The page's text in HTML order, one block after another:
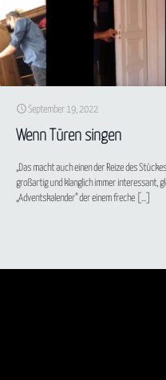
September 19, 2022
Wenn Türen singen
„Das macht auch einen der Reize des
großartig und klanglich immer interessant,
„Adventskalender“ der einem freche […]